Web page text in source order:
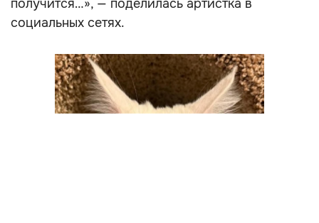
получится…», — поделилась артистка в
социальных сетях.